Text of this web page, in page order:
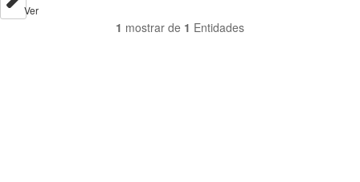
Ver
1 mostrar de 1 Entidades